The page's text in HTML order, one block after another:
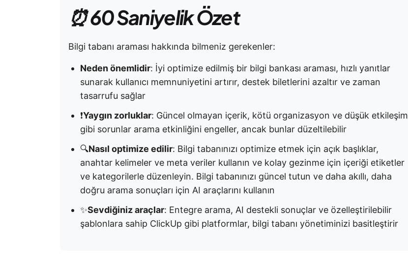
⏰ 60 Saniyelik Özet
Bilgi tabanı araması hakkında bilmeniz gerekenler:
Neden önemlidir: İyi optimize edilmiş bir bilgi bankası araması, hızlı yanıtlar
sunarak kullanıcı memnuniyetini artırır, destek biletlerini azaltır ve zaman
tasarrufu sağlar
❗Yaygın zorluklar: Güncel olmayan içerik, kötü organizasyon ve düşük etkileşim
gibi sorunlar arama etkinliğini engeller, ancak bunlar düzeltilebilir
🔍Nasıl optimize edilir: Bilgi tabanınızı optimize etmek için açık başlıklar,
anahtar kelimeler ve meta veriler kullanın ve kolay gezinme için içeriği etiketler
ve kategorilerle düzenleyin. Bilgi tabanınızı güncel tutun ve daha akıllı, daha
doğru arama sonuçları için AI araçlarını kullanın
✨Sevdiğiniz araçlar: Entegre arama, AI destekli sonuçlar ve özelleştirilebilir
şablonlara sahip ClickUp gibi platformlar, bilgi tabanı yönetiminizi basitleştirir